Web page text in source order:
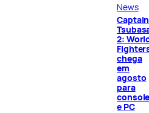
News
Captain
2:
chega
em
agosto
para
e PC